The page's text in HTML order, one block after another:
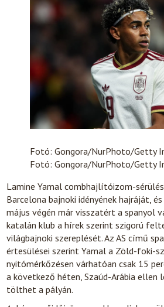
Fotó: Gongora/NurPhoto/Getty
Fotó: Gongora/NurPhoto/Getty
Lamine Yamal combhajlítóizom-
Barcelona bajnoki idényének hajráját,
május végén már visszatért a spanyol
katalán klub a hírek szerint szigorú
világbajnoki szereplését. Az AS című
értesülései szerint Yamal a Zöld-foki-
nyitómérkőzésen várhatóan csak 15
a következő héten, Szaúd-Arábia ellen
tölthet a pályán.